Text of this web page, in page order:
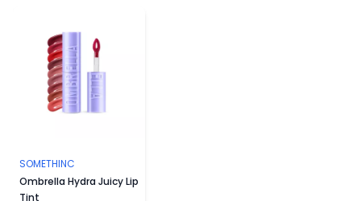
SOMETHINC
Ombrella Hydra Juicy Lip
Tint